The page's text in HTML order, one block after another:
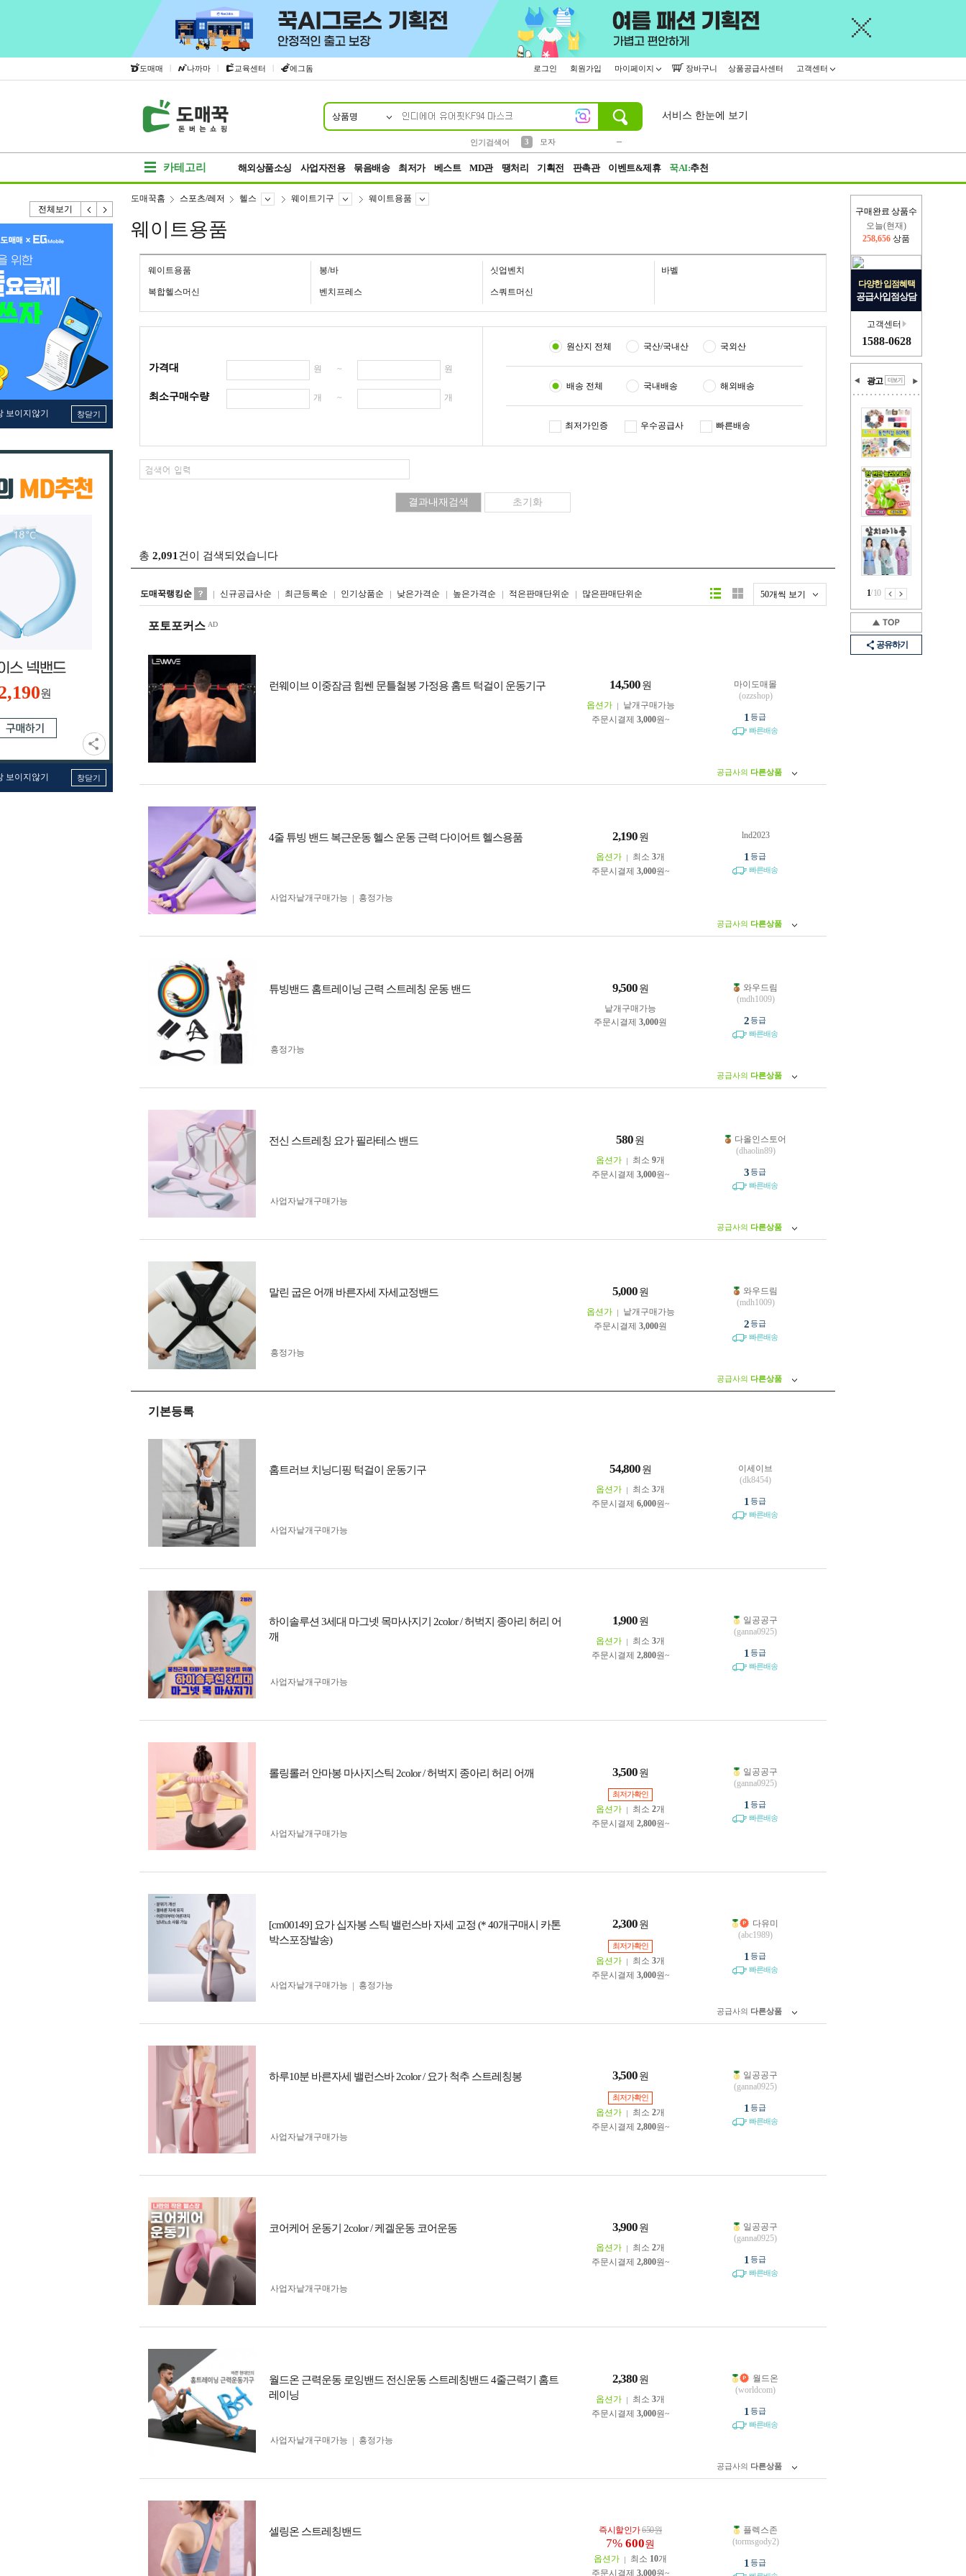
도매매 | 나까마 | 교육센터 | 에그돔 로그인 회원가입 마이페이지 장바구니 상품공급사센터 고객센터
상품명
인기검색어
4
미니
23
서비스 한눈에 보기
카테고리 해외상품소싱 사업자전용 묶음배송 최저가 베스트 MD관 땡처리 기획전 판촉관 이벤트&제휴 꾹AI:추천
전체보기
보이지않기 창닫기
원
보이지않기 창닫기
구매완료 상품수
445,716
오늘(현재)
258,656 상품
다양한 입점혜택
공급사입점상담
고객센터
1588-0628
광고
1/10
공유하기
도매꾹홈 스포츠/레저 헬스 웨이트기구 웨이트용품
웨이트용품
웨이트용품 봉/바 싯업벤치 바벨
복합헬스머신 벤치프레스 스쿼트머신
가격대 원 ~ 원
최소구매수량 개 ~ 개
원산지 전체 국산/국내산 국외산
배송 전체 국내배송 해외배송
최저가인증 우수공급사 빠른배송
총 2,091 건이 검색되었습니다
도매꾹랭킹순 신규공급사순 최근등록순 인기상품순 낮은가격순 높은가격순 적은판매단위순 많은판매단위순 50개씩 보기
리스트형갤러리형
포토포커스
런웨이브 이중잠금 힘쎈 문틀철봉 가정용 홈트 턱걸이 운동기구 14,500 원
옵션가
낱개구매가능
주문시결제 3,000원~
마이도매몰
(ozzshop)
1 등급
빠른배송
공급사의 다른상품
4줄 튜빙 밴드 복근운동 헬스 운동 근력 다이어트 헬스용품 2,190 원
옵션가 최소 3개
주문시결제 3,000원~
사업자 낱개구매가능 흥정가능
lnd2023
1 등급
빠른배송
공급사의 다른상품
튜빙밴드 홈트레이닝 근력 스트레칭 운동 밴드 9,500 원
낱개구매가능
주문시결제 3,000원
흥정가능
와우드림
(mdh1009)
2등급
빠른배송
공급사의 다른상품
전신 스트레칭 요가 필라테스 밴드 580 원
옵션가 최소 9개
주문시결제 3,000원~
사업자 낱개구매가능
다올인스토어
(dhaolin89)
3등급
빠른배송
공급사의 다른상품
말린 굽은 어깨 바른자세 자세교정밴드 5,000 원
옵션가
낱개구매가능
주문시결제 3,000원
흥정가능
와우드림
(mdh1009)
2등급
빠른배송
공급사의 다른상품
기본등록
홈트러브 치닝디핑 턱걸이 운동기구 54,800 원
옵션가 최소 3개
주문시결제 6,000원~
사업자 낱개구매가능
이세이브
(dk8454)
1 등급
빠른배송
하이솔루션 3세대 마그넷 목마사지기 2color / 허벅지 종아리 허리 어
깨
1,900 원
옵션가 최소 3개
주문시결제 2,800원~
사업자 낱개구매가능
일공공구
(ganna0925)
1 등급
빠른배송
롤링롤러 안마봉 마사지스틱 2color / 허벅지 종아리 허리 어깨 3,500 원
최저가확인
옵션가 최소 2개
주문시결제 2,800원~
사업자 낱개구매가능
일공공구
(ganna0925)
1 등급
빠른배송
[cm00149] 요가 십자봉 스틱 밸런스바 자세 교정 (* 40개구매시 카톤
박스포장발송)
2,300 원
최저가확인
옵션가 최소 3개
주문시결제 3,000원~
사업자 낱개구매가능
흥정가능
다유미
(abc1989)
1 등급
빠른배송
공급사의 다른상품
하루10분 바른자세 밸런스바 2color / 요가 척추 스트레칭봉 3,500 원
최저가확인
옵션가 최소 2개
주문시결제 2,800원~
사업자 낱개구매가능
일공공구
(ganna0925)
1 등급
빠른배송
코어케어 운동기 2color / 케겔운동 코어운동 3,900 원
옵션가 최소 2개
주문시결제 2,800원~
사업자 낱개구매가능
일공공구
(ganna0925)
1 등급
빠른배송
월드온 근력운동 로잉밴드 전신운동 스트레칭밴드 4줄근력기 홈트
레이닝
2,380 원
옵션가 최소 3개
주문시결제 3,000원~
사업자 낱개구매가능 흥정가능
월드온
(worldcom)
1 등급
빠른배송
공급사의 다른상품
셀링온 스트레칭밴드 즉시할인가650원
7% 600원
옵션가 최소 10개
주문시결제 3,000원~
플렉스존
(tormsgody2)
1 등급